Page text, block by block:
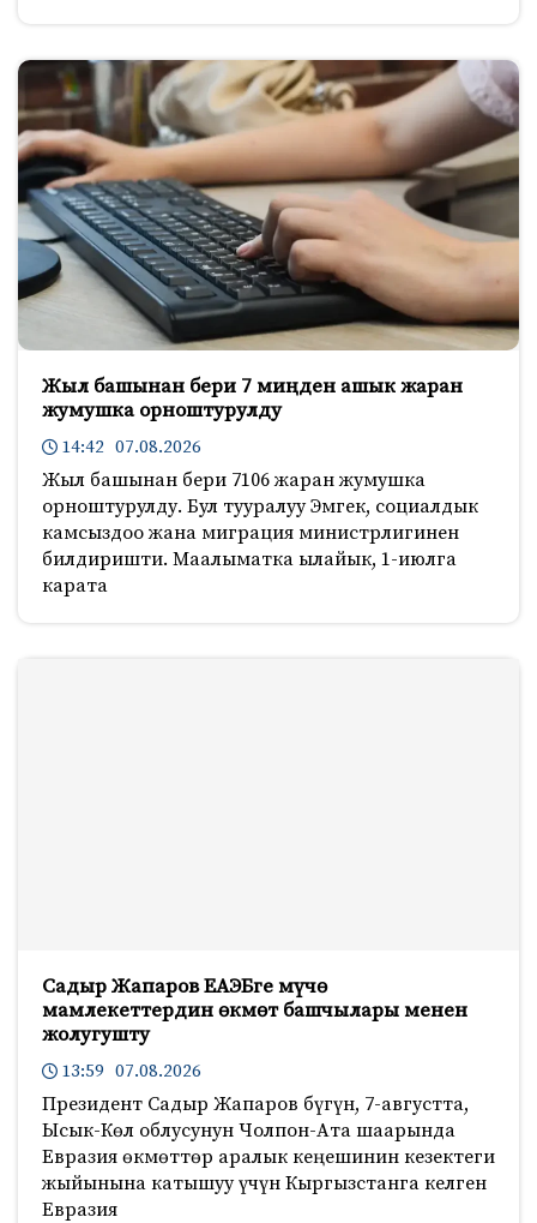
Жыл башынан бери 7 миңден ашык жаран
жумушка орноштурулду
14:42 07.08.2026
Жыл башынан бери 7106 жаран жумушка
орноштурулду. Бул тууралуу Эмгек, социалдык
камсыздоо жана миграция министрлигинен
билдиришти. Маалыматка ылайык, 1-июлга
карата
Садыр Жапаров ЕАЭБге мүчө
мамлекеттердин өкмөт башчылары менен
жолугушту
13:59 07.08.2026
Президент Садыр Жапаров бүгүн, 7-августта,
Ысык-Көл облусунун Чолпон-Ата шаарында
Евразия өкмөттөр аралык кеңешинин кезектеги
жыйынына катышуу үчүн Кыргызстанга келген
Евразия